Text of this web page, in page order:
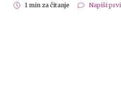
1 min za čitanje Napiši